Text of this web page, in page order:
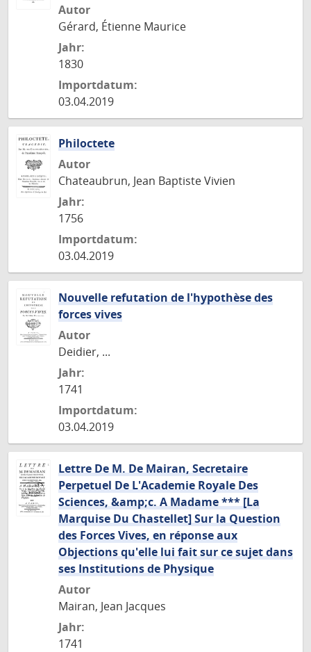
Autor
Gérard, Étienne Maurice
Jahr:
1830
Importdatum:
03.04.2019
Philoctete
Autor
Chateaubrun, Jean Baptiste Vivien
Jahr:
1756
Importdatum:
03.04.2019
Nouvelle refutation de l'hypothèse des
forces vives
Autor
Deidier, ...
Jahr:
1741
Importdatum:
03.04.2019
Lettre De M. De Mairan, Secretaire
Perpetuel De L'Academie Royale Des
Sciences, &amp;c. A Madame *** [La
Marquise Du Chastellet] Sur la Question
des Forces Vives, en réponse aux
Objections qu'elle lui fait sur ce sujet dans
ses Institutions de Physique
Autor
Mairan, Jean Jacques
Jahr:
1741